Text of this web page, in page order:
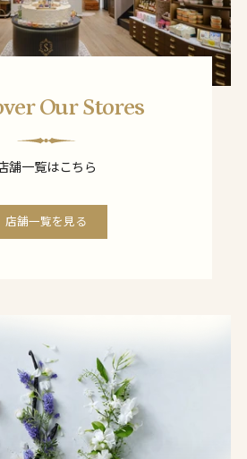
Our Stores
舗一覧はこちら
店舗一覧を見る